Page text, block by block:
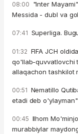
08:00 "Inter
Messida - dubl va
07:41 Superliga.
01:32 FIFA JCH
qo'llab-quvvatlovchi
allaqachon tashkilot
00:51 Nematillo
etadi deb o'ylayman"
00:45 Ilhom
murabbiylar